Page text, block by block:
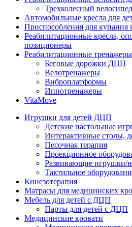
Трехколесный
Автомобильные кресла для
Приспособления для купания
Реабилитационные кресла,
позиционеры
Реабилитационные тренажеры
Беговые дорожки ДЦП
Велотренажеры
Виброплатформы
Иппотренажеры
VitaMove
Игрушки для детей ДЦП
Детские настольные
Интерактивные столы,
Песочная терапия
Проекционное
Развивающие игрушки/
Тактильное
Кинезотерапия
Матрасы для медицинских
Мебель для детей с ДЦП
Парты для детей с ДЦП
Медицинские кровати